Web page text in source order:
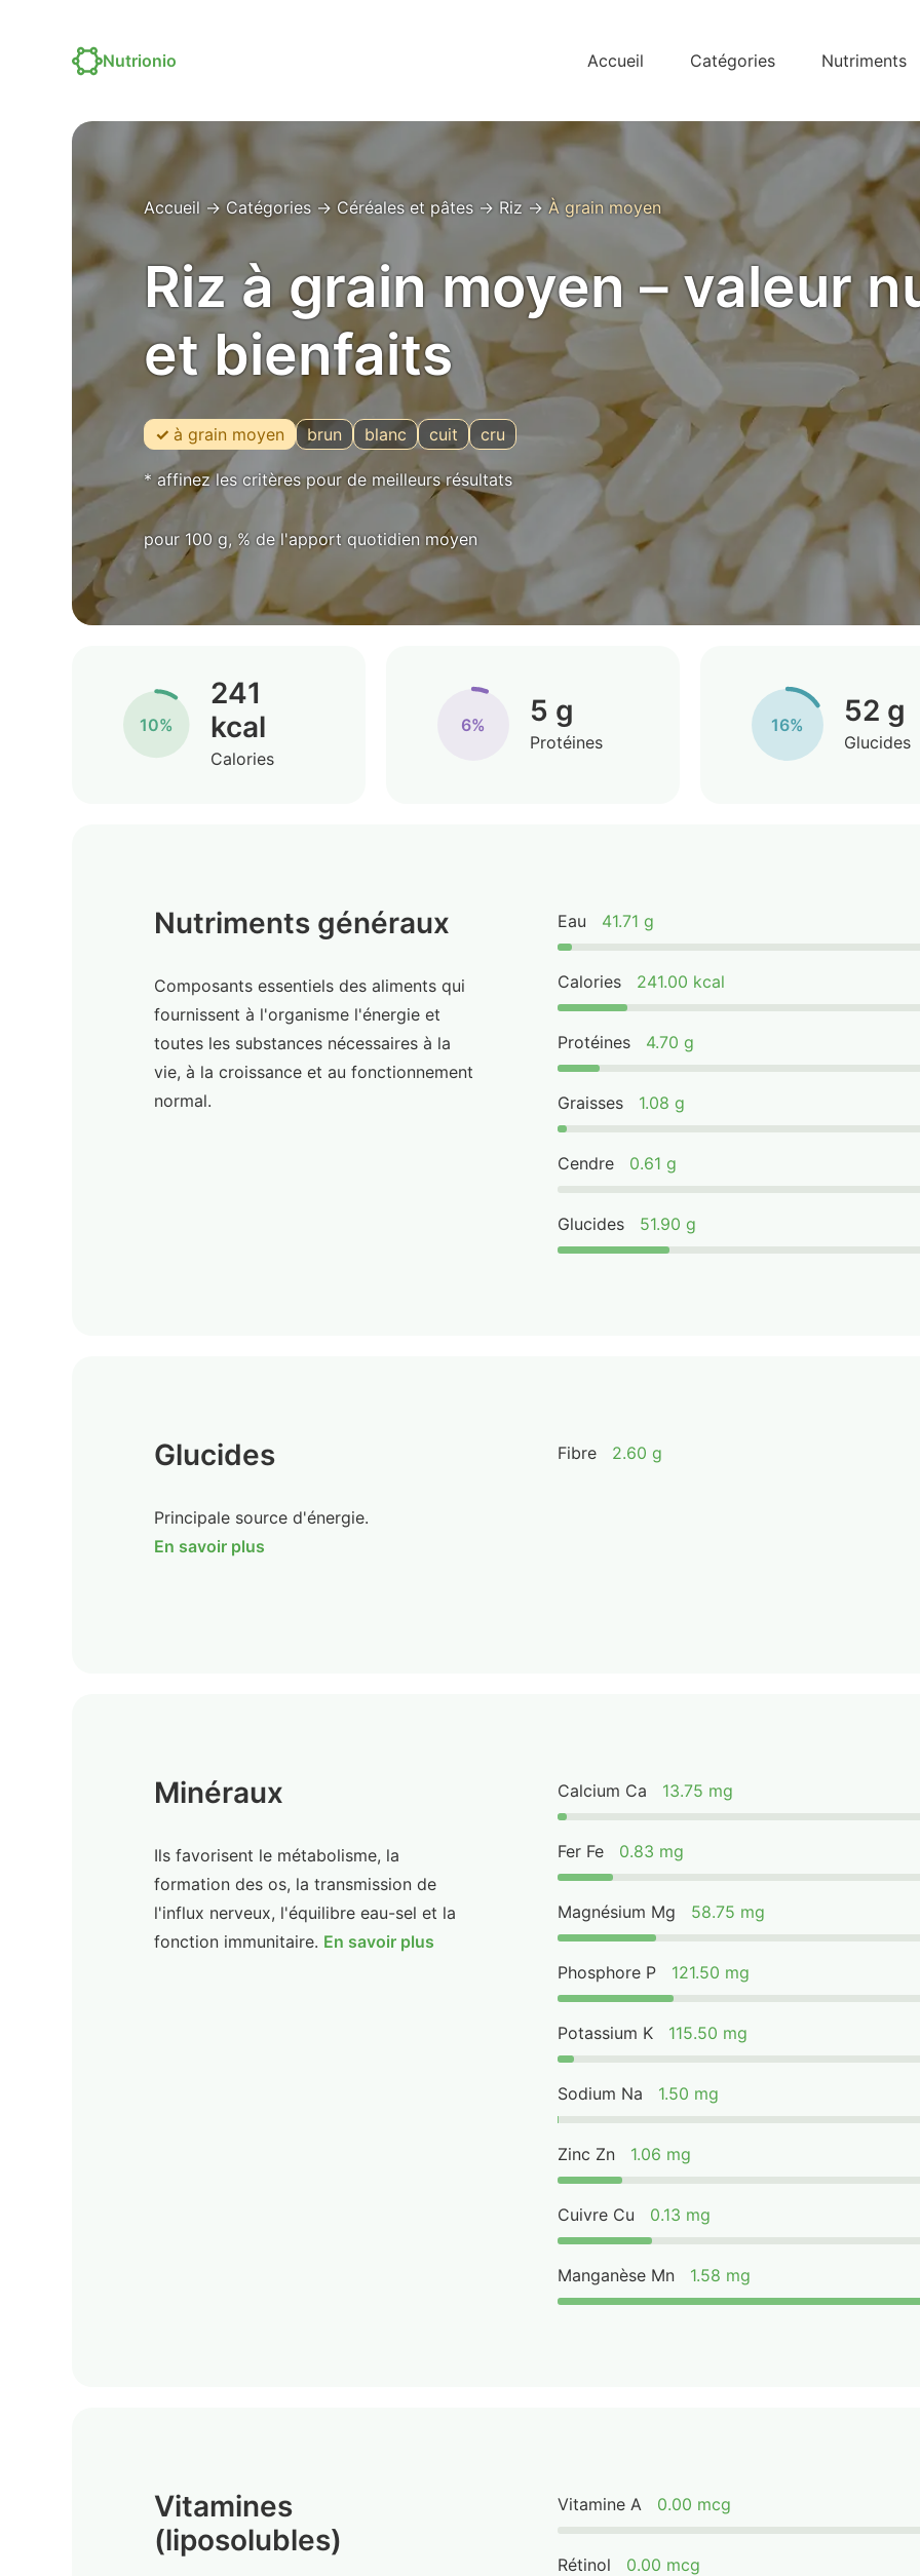
Nutrionio Accueil Catégories Nutriments
Accueil → Catégories → Céréales et pâtes → Riz → À grain moyen
Riz à grain moyen – valeur
et bienfaits
à grain moyen brun blanc cuit cru
* affinez les critères pour de meilleurs résultats
pour 100 g, % de l'apport quotidien moyen
10%
241
kcal
Calories
6% 5 g
Protéines
16% 52 g
Glucides
Nutriments généraux
Composants essentiels des aliments qui
fournissent à l'organisme l'énergie et
toutes les substances nécessaires à la
vie, à la croissance et au fonctionnement
normal.
Eau 41.71 g
Calories 241.00 kcal
Protéines 4.70 g
Graisses 1.08 g
Cendre 0.61 g
Glucides 51.90 g
Glucides
Principale source d'énergie.
En savoir plus
Fibre 2.60 g
Minéraux
Ils favorisent le métabolisme, la
formation des os, la transmission de
l'influx nerveux, l'équilibre eau-sel et la
fonction immunitaire. En savoir plus
Calcium Ca 13.75 mg
Fer Fe 0.83 mg
Magnésium Mg 58.75 mg
Phosphore P 121.50 mg
Potassium K 115.50 mg
Sodium Na 1.50 mg
Zinc Zn 1.06 mg
Cuivre Cu 0.13 mg
Manganèse Mn 1.58 mg
Vitamines
(liposolubles)
Vitamine A 0.00 mcg
Rétinol 0.00 mcg